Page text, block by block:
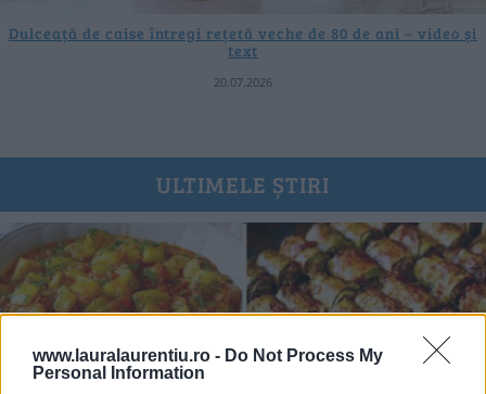
www.lauralaurentiu.ro - Do Not Process My
Personal Information
Dulceață de caise întregi rețetă veche de 80 de ani – video și
text
20.07.2026
ULTIMELE ȘTIRI